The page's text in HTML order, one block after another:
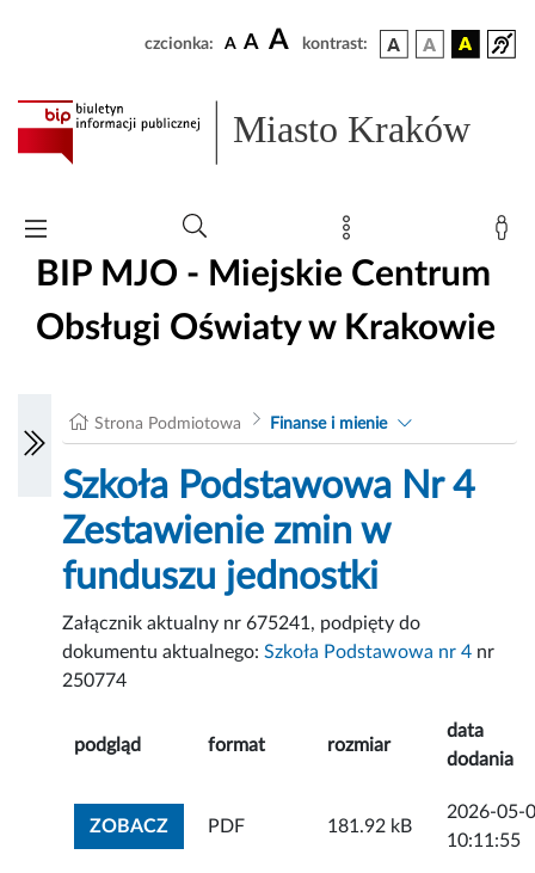
czcionka: A A A kontrast:
Miasto Kraków
BIP MJO - Miejskie Centrum
Obsługi Oświaty w Krakowie
Strona Podmiotowa Finanse i mienie
Szkoła Podstawowa Nr 4
Zestawienie zmin w
funduszu jednostki
Załącznik aktualny nr 675241, podpięty do
dokumentu aktualnego:Szkoła Podstawowa nr 4 nr
250774
podgląd format rozmiar
data
dodania
ZOBACZZOBACZ ZAŁĄCZNIK
PDF 181.92 kB
2026-05-
10:11:55